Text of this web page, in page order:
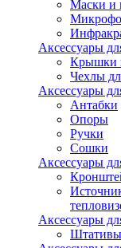
Маски и
Аксессуары
Крышки
Чехлы
Аксессуары
Антабки
Опоры
Ручки
Сошки
Аксессуары
Аксессуары
Штативы